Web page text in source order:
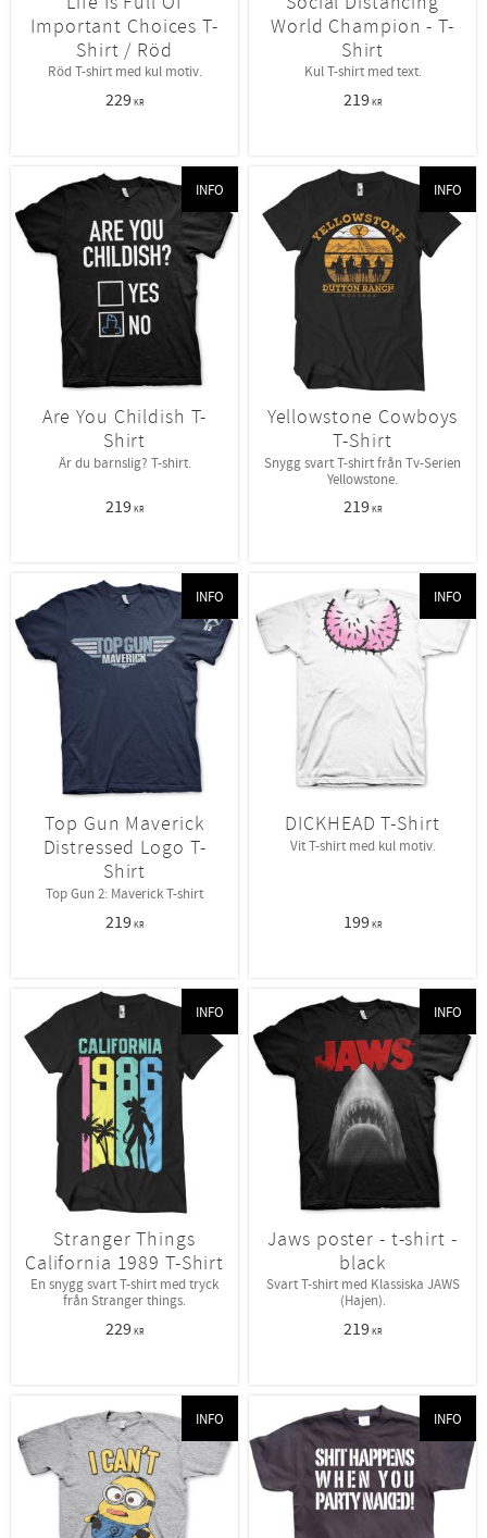
Important Choices T-
Shirt / Röd
Röd T-shirt med kul motiv.
229KR
World Champion - T-
Shirt
Kul T-shirt med text.
219KR
Are You Childish T-
Shirt
Är du barnslig? T-shirt.
219KR
INFO
Yellowstone Cowboys
T-Shirt
Snygg svart T-shirt från Tv-Serien
Yellowstone.
219KR
INFO
Top Gun Maverick
Distressed Logo T-
Shirt
Top Gun 2: Maverick T-shirt
219KR
INFO
DICKHEAD T-Shirt
Vit T-shirt med kul motiv.
199KR
INFO
Stranger Things
California 1989 T-Shirt
En snygg svart T-shirt med tryck
från Stranger things.
229KR
INFO
Jaws poster - t-shirt -
black
Svart T-shirt med Klassiska JAWS
(Hajen).
219KR
INFO
INFO INFO